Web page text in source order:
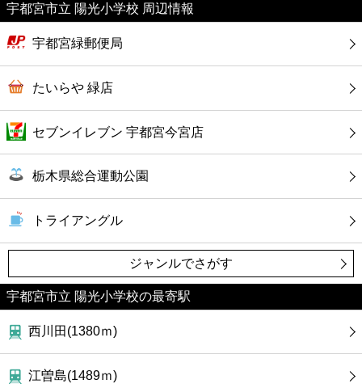
銀行
公共
病院
ホテル
宇都宮市立 陽光小学校 周辺情報
宇都宮緑郵便局
たいらや 緑店
セブンイレブン 宇都宮今宮店
栃木県総合運動公園
トライアングル
ジャンルでさがす
宇都宮市立 陽光小学校の最寄駅
西川田(1380ｍ)
江曽島(1489ｍ)